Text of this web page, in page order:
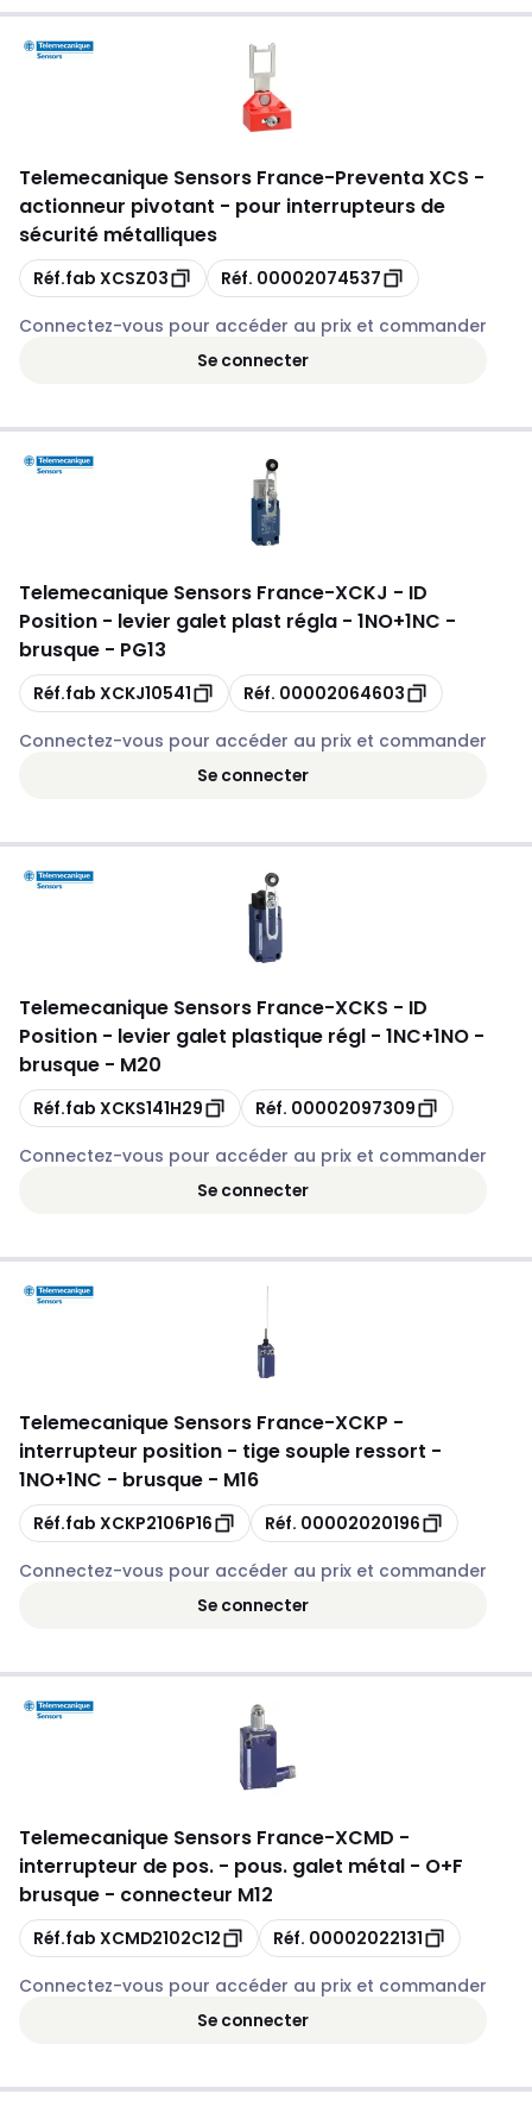
Telemecanique Sensors France-Preventa XCS -
actionneur pivotant - pour interrupteurs de
sécurité métalliques
Copie
Réf.fab XCSZ03 Copie
Réf. 00002074537
Connectez-vous pour accéder au prix et commander
Se connecter
Telemecanique Sensors France-XCKJ - ID
Position - levier galet plast régla - 1NO+1NC -
brusque - PG13
Copie
Réf.fab XCKJ10541 Copie
Réf. 00002064603
Connectez-vous pour accéder au prix et commander
Se connecter
Telemecanique Sensors France-XCKS - ID
Position - levier galet plastique régl - 1NC+1NO -
brusque - M20
Copie
Réf.fab XCKS141H29 Copie
Réf. 00002097309
Connectez-vous pour accéder au prix et commander
Se connecter
Telemecanique Sensors France-XCKP -
interrupteur position - tige souple ressort -
1NO+1NC - brusque - M16
Copie
Réf.fab XCKP2106P16 Copie
Réf. 00002020196
Connectez-vous pour accéder au prix et commander
Se connecter
Telemecanique Sensors France-XCMD -
interrupteur de pos. - pous. galet métal - O+F
brusque - connecteur M12
Copie
Réf.fab XCMD2102C12 Copie
Réf. 00002022131
Connectez-vous pour accéder au prix et commander
Se connecter